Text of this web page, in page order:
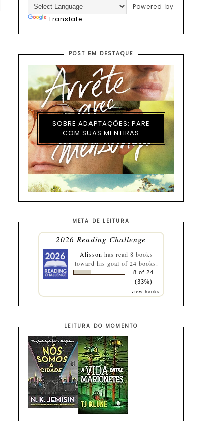
Powered by
Translate
POST EM DESTAQUE
SOBRE ADAPTAÇÕES: PARE
COM SUAS MENTIRAS
META DE LEITURA
2026 Reading Challenge
Alisson has read 8 books
toward his goal of 24 books.
8 of 24
(33%)
view books
LEITURA DO MOMENTO